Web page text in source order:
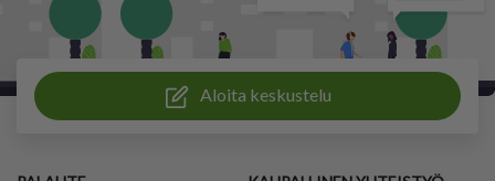
Aloita keskustelu